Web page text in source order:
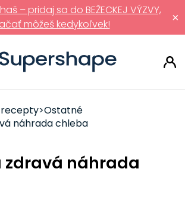
×
– pridaj sa do BEŽECKEJ VÝZVY,
môžeš kedykoľvek!
recepty>Ostatné
náhrada chleba
zdravá náhrada